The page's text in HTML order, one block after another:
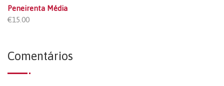
Peneirenta Média
€15.00
Comentários